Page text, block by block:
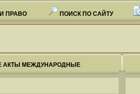
ПРАВО ПОИСК ПО САЙТУ
АКТЫ МЕЖДУНАРОДНЫЕ